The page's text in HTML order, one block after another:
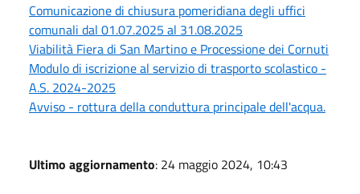
Comunicazione di chiusura pomeridiana degli uffici
comunali dal 01.07.2025 al 31.08.2025
Viabilità Fiera di San Martino e Processione dei Cornuti
Modulo di iscrizione al servizio di trasporto scolastico -
A.S. 2024-2025
Avviso - rottura della conduttura principale dell'acqua.
Ultimo aggiornamento: 24 maggio 2024, 10:43